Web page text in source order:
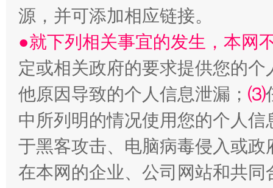
揭批美国五大"原罪" "炒
源，并可添加相应链接。
●就下列相关事宜的发生，本网
定或相关政府的要求提供您的个
他原因导致的个人信息泄漏； ⑶
中所列明的情况使用您的个人
于黑客攻击、电脑病毒侵入或
在本网的企业、公司网站和共